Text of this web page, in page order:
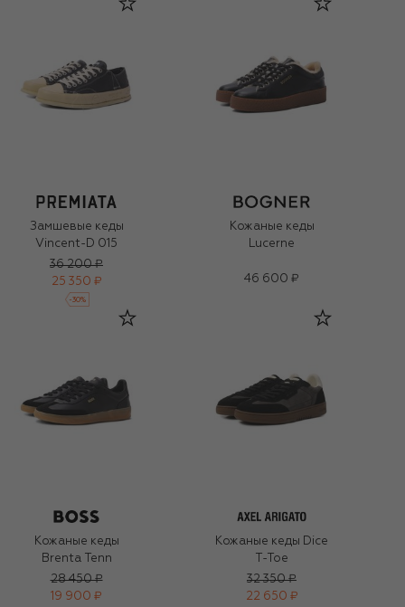
Замшевые кеды
Vincent-D 015
36 200 ₽
25 350 ₽
-30%
Кожаные кеды
Lucerne
46 600 ₽
Кожаные кеды
Brenta Tenn
28 450 ₽
19 900 ₽
Кожаные кеды Dice
T-Toe
32 350 ₽
22 650 ₽